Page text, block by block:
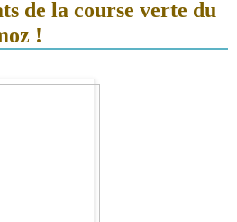
de la course verte du
!